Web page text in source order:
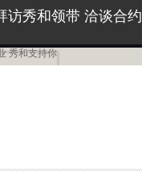
访秀和领带 洽谈合约